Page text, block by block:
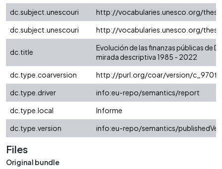
dc.subject.unescouri
http://vocabularies.unesco.org/
dc.subject.unescouri
http://vocabularies.unesco.org/
dc.title
Evolución de las finanzas públicas de
mirada descriptiva 1985 - 2022
dc.type.coarversion
http://purl.org/coar/version/
dc.type.driver
info:eu-repo/semantics/report
dc.type.local
Informe
dc.type.version
info:eu-repo/semantics/
Files
Original bundle